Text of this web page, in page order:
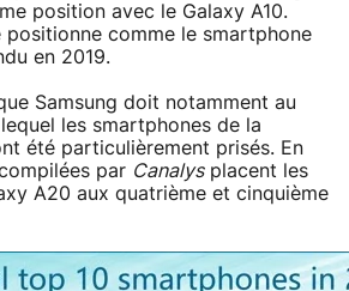
position avec le Galaxy A10.
positionne comme le smartphone
en 2019.
Samsung doit notamment au
les smartphones de la
été particulièrement prisés. En
par Canalysplacent les
A20 aux quatrième et cinquième